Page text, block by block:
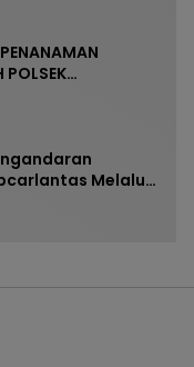
POLSEK
PROGRAM
Melalui